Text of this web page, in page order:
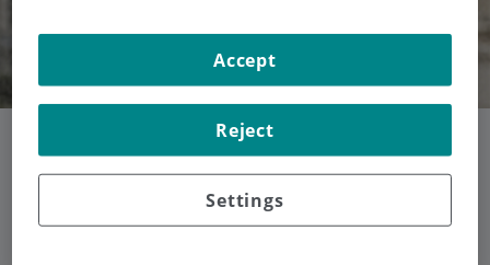
Dr. Xavier Ruyra
Baliarda
Settings
Reject
Accept